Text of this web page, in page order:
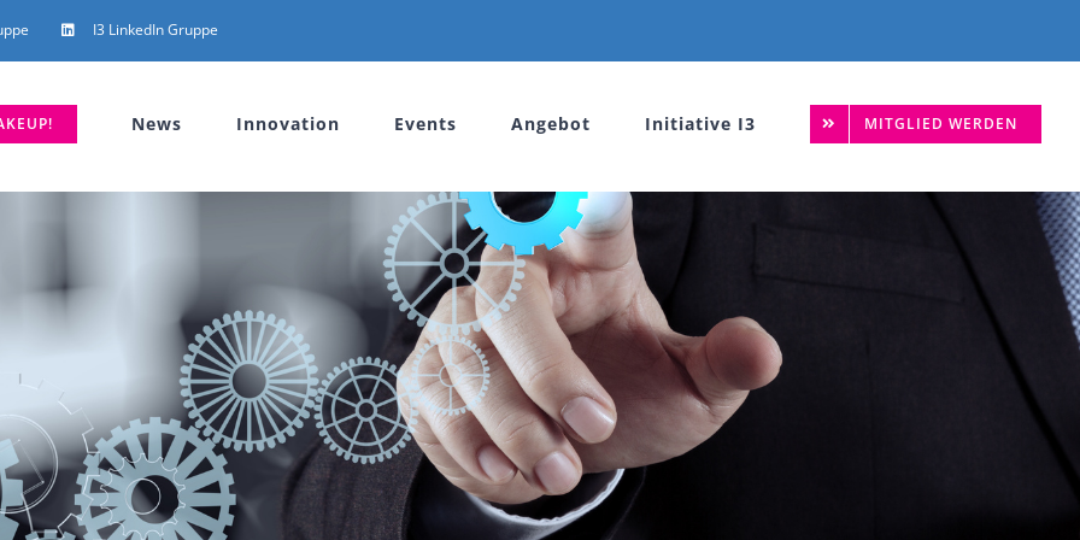
I3 LinkedIn Gruppe
News Innovation Events Angebot Initiative I3 MITGLIED WERDEN